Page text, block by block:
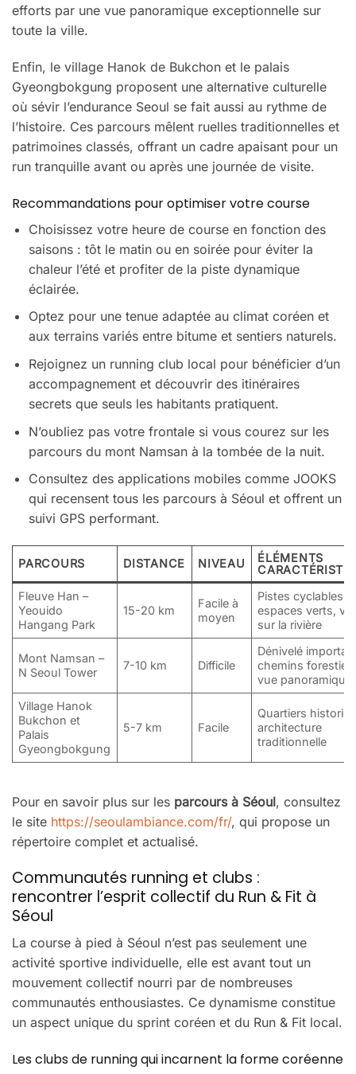
efforts par une vue panoramique exceptionnelle sur
toute la ville.
Enfin, le village Hanok de Bukchon et le palais
Gyeongbokgung proposent une alternative culturelle
où sévir l’endurance Seoul se fait aussi au rythme de
l’histoire. Ces parcours mêlent ruelles traditionnelles et
patrimoines classés, offrant un cadre apaisant pour un
run tranquille avant ou après une journée de visite.
Recommandations pour optimiser votre course
Choisissez votre heure de course en fonction des
saisons : tôt le matin ou en soirée pour éviter la
chaleur l’été et profiter de la piste dynamique
éclairée.
Optez pour une tenue adaptée au climat coréen et
aux terrains variés entre bitume et sentiers naturels.
Rejoignez un running club local pour bénéficier d’un
accompagnement et découvrir des itinéraires
secrets que seuls les habitants pratiquent.
N’oubliez pas votre frontale si vous courez sur les
parcours du mont Namsan à la tombée de la nuit.
Consultez des applications mobiles comme JOOKS
qui recensent tous les parcours à Séoul et offrent un
suivi GPS performant.
PARCOURS DISTANCE NIVEAU
ÉLÉMENTS
Fleuve Han –
Yeouido
Hangang Park
15-20 km
Facile à
moyen
Pistes cyclables,
espaces verts,
sur la rivière
Mont Namsan –
N Seoul Tower
7-10 km Difficile
Dénivelé
chemins
vue panoramique
Village Hanok
Bukchon et
Palais
Gyeongbokgung
5-7 km Facile
Quartiers
architecture
traditionnelle
Pour en savoir plus sur les parcours à Séoul, consultez
le site https://seoulambiance.com/fr/, qui propose un
répertoire complet et actualisé.
Communautés running et clubs :
rencontrer l’esprit collectif du Run & Fit à
Séoul
La course à pied à Séoul n’est pas seulement une
activité sportive individuelle, elle est avant tout un
mouvement collectif nourri par de nombreuses
communautés enthousiastes. Ce dynamisme constitue
un aspect unique du sprint coréen et du Run & Fit local.
Les clubs de running qui incarnent la forme coréenne